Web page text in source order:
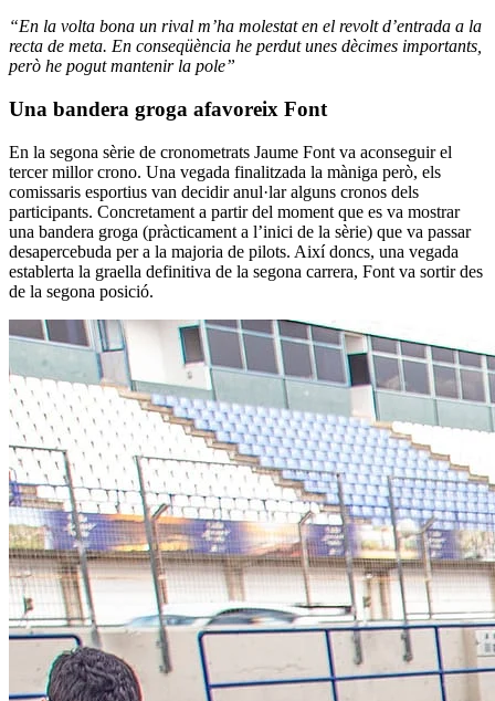
“En la volta bona un rival m’ha molestat en el revolt d’entrada a la
recta de meta. En conseqüència he perdut unes dècimes importants,
però he pogut mantenir la pole”
Una bandera groga afavoreix Font
En la segona sèrie de cronometrats Jaume Font va aconseguir el
tercer millor crono. Una vegada finalitzada la màniga però, els
comissaris esportius van decidir anul·lar alguns cronos dels
participants. Concretament a partir del moment que es va mostrar
una bandera groga (pràcticament a l’inici de la sèrie) que va passar
desapercebuda per a la majoria de pilots. Així doncs, una vegada
establerta la graella definitiva de la segona carrera, Font va sortir des
de la segona posició.